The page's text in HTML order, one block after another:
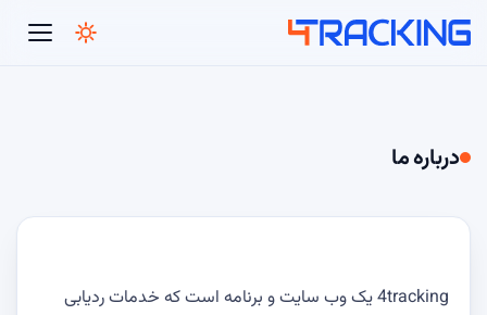
درباره ما
4tracking یک وب سایت و برنامه است که خدمات ردیابی